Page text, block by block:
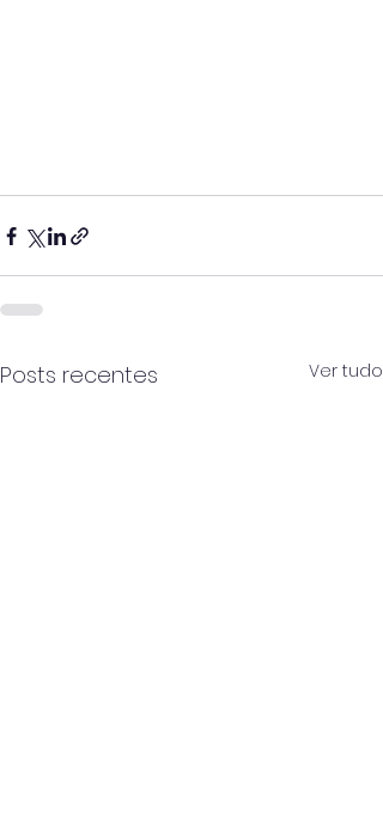
Posts recentes Ver tudo